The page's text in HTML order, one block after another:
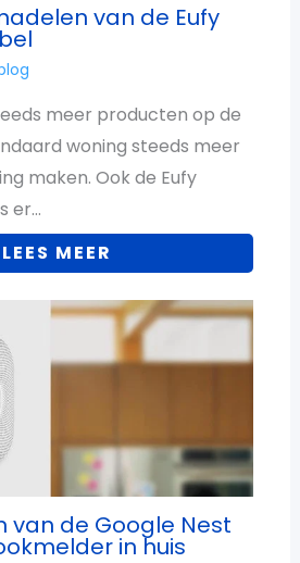
van de Eufy
meer producten op de
woning steeds meer
maken. Ook de Eufy
er…
LEES MEER
van de Google Nest
in huis